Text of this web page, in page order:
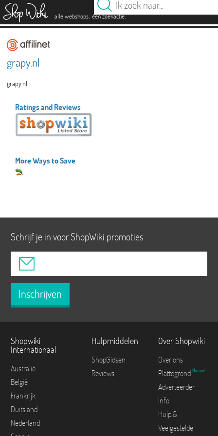
alle webshops. één zoekactie.
grapy.nl
grapy.nl
Ratings and Reviews
More Ways to Save
Schrijf je in voor ShopWiki promoties
Inschrijven
Shopwiki
Internationaal
Australië
België
Frankrijk
Duitsland
Nederland
Hulpmiddelen
ShopGidsen
Reviews
Over Shopwiki
Over ons
Plattegrond Nieuw!
Adverteerder
Info
Hulp &
Veelgestelde